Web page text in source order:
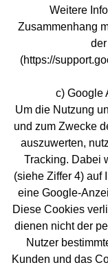
Weitere
Zusammenhang
(https://
c) Google
Um die Nutzung
und zum Zwecke
auszuwerten,
Tracking. Dabei
(siehe Ziffer 4) auf
eine Google-
Diese Cookies
dienen nicht der
Nutzer
Kunden und das